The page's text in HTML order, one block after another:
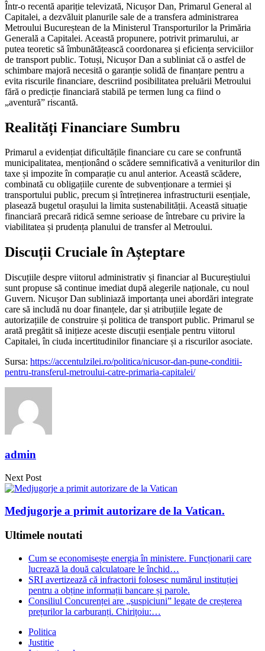
Într-o recentă apariție televizată, Nicușor Dan, Primarul General al
Capitalei, a dezvăluit planurile sale de a transfera administrarea
Metroului Bucureștean de la Ministerul Transporturilor la Primăria
Generală a Capitalei. Această propunere, potrivit primarului, ar
putea teoretic să îmbunătățească coordonarea și eficiența serviciilor
de transport public. Totuși, Nicușor Dan a subliniat că o astfel de
schimbare majoră necesită o garanție solidă de finanțare pentru a
evita riscurile financiare, descriind posibilitatea preluării Metroului
fără o predicție financiară stabilă pe termen lung ca fiind o
„aventură” riscantă.
Realități Financiare Sumbru
Primarul a evidențiat dificultățile financiare cu care se confruntă
municipalitatea, menționând o scădere semnificativă a veniturilor din
taxe și impozite în comparație cu anul anterior. Această scădere,
combinată cu obligațiile curente de subvenționare a termiei și
transportului public, precum și întreținerea infrastructurii esențiale,
plasează bugetul orașului la limita sustenabilității. Această situație
financiară precară ridică semne serioase de întrebare cu privire la
viabilitatea și prudența planului de transfer al Metroului.
Discuții Cruciale în Așteptare
Discuțiile despre viitorul administrativ și financiar al Bucureștiului
sunt propuse să continue imediat după alegerile naționale, cu noul
Guvern. Nicușor Dan subliniază importanța unei abordări integrate
care să includă nu doar finanțele, dar și atribuțiile legate de
autorizațiile de construire și politica de transport public. Primarul se
arată pregătit să inițieze aceste discuții esențiale pentru viitorul
Capitalei, în ciuda incertitudinilor financiare și a riscurilor asociate.
Sursa: https://accentulzilei.ro/politica/nicusor-dan-pune-conditii-
pentru-transferul-metroului-catre-primaria-capitalei/
admin
Next Post
Medjugorje a primit autorizare de la Vatican.
Ultimele noutati
Cum se economisește energia în ministere. Funcționarii care
lucrează la două calculatoare le închid…
SRI avertizează că infractorii folosesc numărul instituției
pentru a obține informații bancare și parole.
Consiliul Concurenței are „suspiciuni” legate de creșterea
prețurilor la carburanți. Chirițoiu:…
Politica
Justitie